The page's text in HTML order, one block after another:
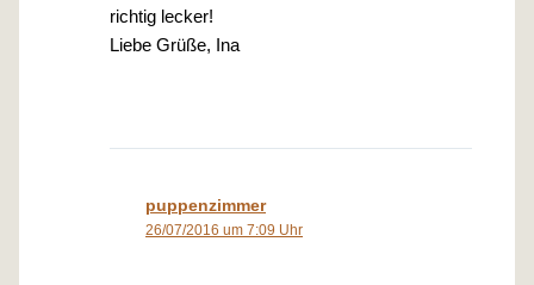
richtig lecker!
Liebe Grüße, Ina
puppenzimmer
26/07/2016 um 7:09 Uhr